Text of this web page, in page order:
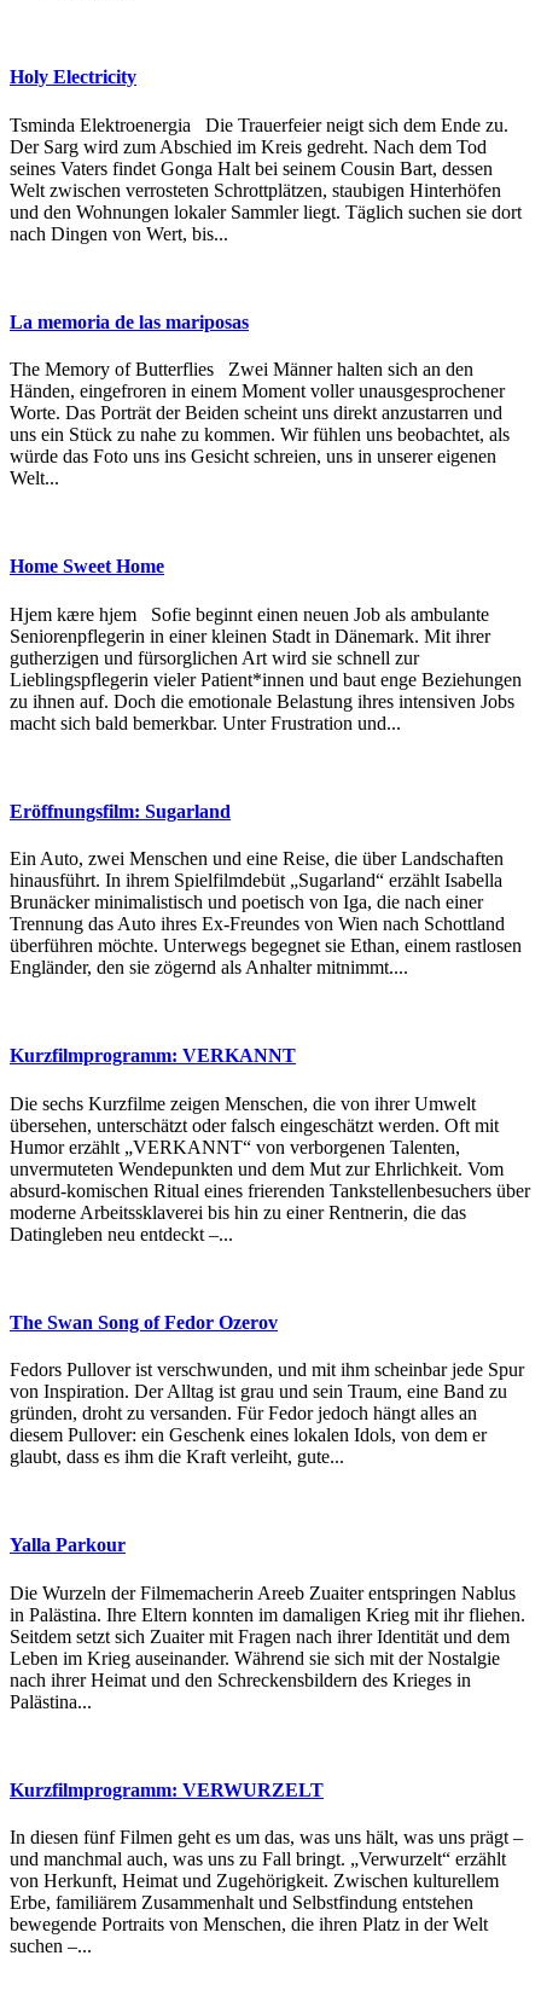
Holy Electricity
Tsminda Elektroenergia Die Trauerfeier neigt sich dem Ende zu.
Der Sarg wird zum Abschied im Kreis gedreht. Nach dem Tod
seines Vaters findet Gonga Halt bei seinem Cousin Bart, dessen
Welt zwischen verrosteten Schrottplätzen, staubigen Hinterhöfen
und den Wohnungen lokaler Sammler liegt. Täglich suchen sie dort
nach Dingen von Wert, bis...
La memoria de las mariposas
The Memory of Butterflies Zwei Männer halten sich an den
Händen, eingefroren in einem Moment voller unausgesprochener
Worte. Das Porträt der Beiden scheint uns direkt anzustarren und
uns ein Stück zu nahe zu kommen. Wir fühlen uns beobachtet, als
würde das Foto uns ins Gesicht schreien, uns in unserer eigenen
Welt...
Home Sweet Home
Hjem kære hjem Sofie beginnt einen neuen Job als ambulante
Seniorenpflegerin in einer kleinen Stadt in Dänemark. Mit ihrer
gutherzigen und fürsorglichen Art wird sie schnell zur
Lieblingspflegerin vieler Patient*innen und baut enge Beziehungen
zu ihnen auf. Doch die emotionale Belastung ihres intensiven Jobs
macht sich bald bemerkbar. Unter Frustration und...
Eröffnungsfilm: Sugarland
Ein Auto, zwei Menschen und eine Reise, die über Landschaften
hinausführt. In ihrem Spielfilmdebüt „Sugarland“ erzählt Isabella
Brunäcker minimalistisch und poetisch von Iga, die nach einer
Trennung das Auto ihres Ex-Freundes von Wien nach Schottland
überführen möchte. Unterwegs begegnet sie Ethan, einem rastlosen
Engländer, den sie zögernd als Anhalter mitnimmt....
Kurzfilmprogramm: VERKANNT
Die sechs Kurzfilme zeigen Menschen, die von ihrer Umwelt
übersehen, unterschätzt oder falsch eingeschätzt werden. Oft mit
Humor erzählt „VERKANNT“ von verborgenen Talenten,
unvermuteten Wendepunkten und dem Mut zur Ehrlichkeit. Vom
absurd-komischen Ritual eines frierenden Tankstellenbesuchers über
moderne Arbeitssklaverei bis hin zu einer Rentnerin, die das
Datingleben neu entdeckt –...
The Swan Song of Fedor Ozerov
Fedors Pullover ist verschwunden, und mit ihm scheinbar jede Spur
von Inspiration. Der Alltag ist grau und sein Traum, eine Band zu
gründen, droht zu versanden. Für Fedor jedoch hängt alles an
diesem Pullover: ein Geschenk eines lokalen Idols, von dem er
glaubt, dass es ihm die Kraft verleiht, gute...
Yalla Parkour
Die Wurzeln der Filmemacherin Areeb Zuaiter entspringen Nablus
in Palästina. Ihre Eltern konnten im damaligen Krieg mit ihr fliehen.
Seitdem setzt sich Zuaiter mit Fragen nach ihrer Identität und dem
Leben im Krieg auseinander. Während sie sich mit der Nostalgie
nach ihrer Heimat und den Schreckensbildern des Krieges in
Palästina...
Kurzfilmprogramm: VERWURZELT
In diesen fünf Filmen geht es um das, was uns hält, was uns prägt –
und manchmal auch, was uns zu Fall bringt. „Verwurzelt“ erzählt
von Herkunft, Heimat und Zugehörigkeit. Zwischen kulturellem
Erbe, familiärem Zusammenhalt und Selbstfindung entstehen
bewegende Portraits von Menschen, die ihren Platz in der Welt
suchen –...